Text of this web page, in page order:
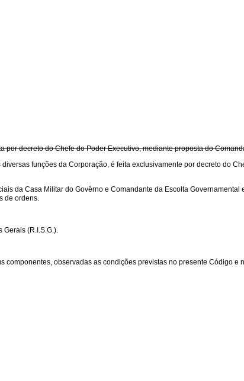
decreto do Chefe do Poder Executivo, mediante proposta do
funções da Corporação, é feita exclusivamente por decreto do
da Casa Militar do Govêrno e Comandante da Escolta
de ordens.
Gerais (R.I.S.G.).
observadas as condições previstas no presente Código e